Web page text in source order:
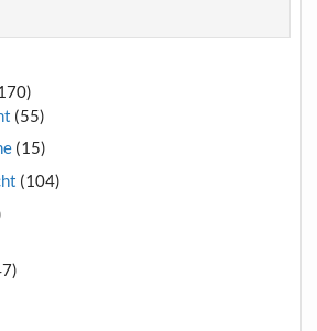
(55)
(15)
(104)